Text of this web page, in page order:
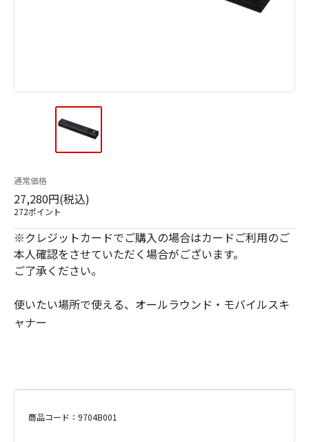
通常価格
27,280円(税込)
272ポイント
※クレジットカードでご購入の場合はカードご利用のご
本人確認をさせていただく場合がございます。
ご了承ください。
使いたい場所で使える、オールラウンド・モバイルスキ
ャナー
商品コード：9704B001